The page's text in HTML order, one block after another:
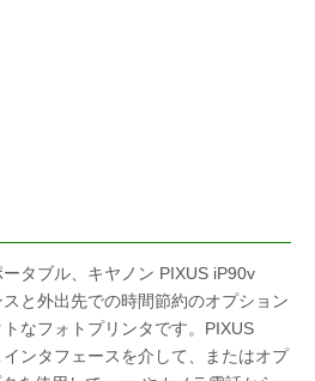
タブル、キヤノン PIXUS iP90v
と外出先での時間節約のオプション
なフォトプリンタです。PIXUS
ンタフェースを介して、またはオプ